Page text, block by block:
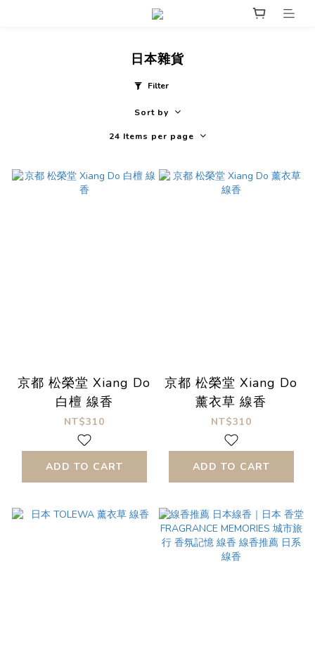
日本雜貨
Filter
Sort by
24 Items per page
京都 松榮堂 Xiang Do
白檀 線香
NT$310
ADD TO CART
京都 松榮堂 Xiang Do
薰衣草 線香
NT$310
ADD TO CART